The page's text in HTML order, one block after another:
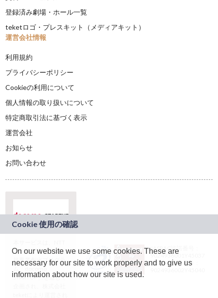
登録済み劇場・ホール一覧
teketロゴ・プレスキット（メディアキット）
運営会社情報
利用規約
プライバシーポリシー
Cookieの利用について
個人情報の取り扱いについて
特定商取引法に基づく表示
運営会社
お知らせ
お問い合わせ
ドコモグループの新
規事業創出プログラ
ム「docomo
STARTUP」を通じて
JASRAC許諾番号：
9024936001Y45037
JASRAC許諾番号：
On our website we use some cookies. These are
necessary for our site to work properly and to give us
information about how our site is used.